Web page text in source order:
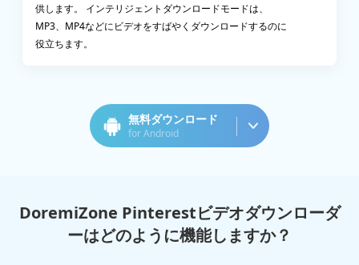
供します。 インテリジェントダウンロードモードは、
MP3、MP4などにビデオをすばやくダウンロードするのに
役立ちます。
無料ダウンロード
for Android
DoremiZone Pinterestビデオダウンローダ
ーはどのように機能しますか？